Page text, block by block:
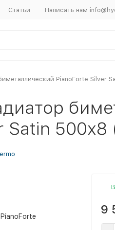
Статьи Написать нам
PianoForte Silver
Satin 500х8
PianoForte 9